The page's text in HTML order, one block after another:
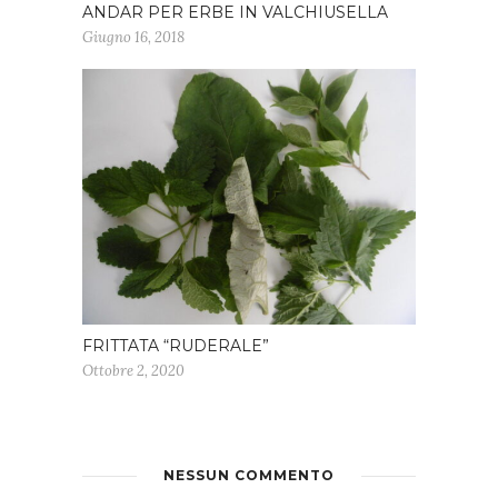
ANDAR PER ERBE IN VALCHIUSELLA
Giugno 16, 2018
FRITTATA “RUDERALE”
Ottobre 2, 2020
NESSUN COMMENTO